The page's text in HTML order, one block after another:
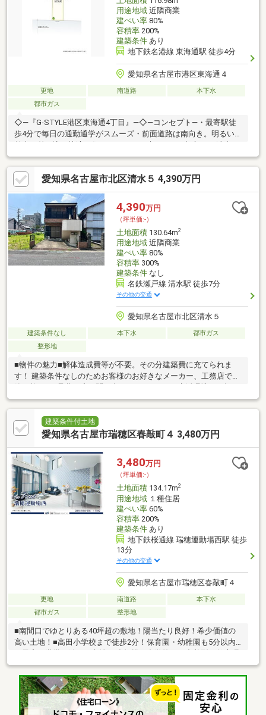
用途地域近隣商業
建ぺい率80%
容積率200%
建築条件あり
地下鉄名港線 東海通駅 徒歩4分
愛知県名古屋市港区東海通４
更地 南道路
本下水
都市ガス
◇―『G-STYLE港区東海通4丁目』―◇―コンセプト―・最寄駅徒
歩4分で毎日の通勤通学がスムーズ・前面道路は南向き。明るい自
ス)に対応しています・設計士と一緒につくるセミオーダー住宅。
理想のプランをお聞かせください・日々の生活に便利な施設が揃
う近隣商業地域内です・小中学校が徒歩13分圏内。お子様も保護
者様も通学、送迎負担の少ない9年間◎―アクセス―・地下鉄名港
線「東海通」駅まで徒歩4分・ターミナル駅の「金山」駅までダイ
レクトアクセス！―ロケーション―・東海小学校まで徒歩7分・港
明中学校まで徒歩13分
愛知県名古屋市北区清水５ 4,390万円
4,390万円
（坪単価:-）
土地面積130.64m2
用途地域近隣商業
建ぺい率80%
容積率300%
建築条件なし
名鉄瀬戸線 清水駅 徒歩7分
その他の交通
愛知県名古屋市北区清水５
建築条件なし 本下水
都市ガス
整形地
■物件の魅力■解体造成費等が不要。その分建築費に充てられま
す！ 建築条件なしのためお客様のお好きなメーカー、工務店で建
園、保育園、小学校が近く、子育て世帯にも住みやすく安心の住
環境♪・スーパー・ドラッグストア徒歩約6分以内！コンビニ徒歩
約2分♪周辺商業施設が充実しています♪・ 名鉄瀬戸線「清水」駅
まで徒歩約7分！バス停まで徒歩約3分で通勤・通学にも便利な立
便利です！■周辺環境■・清水小学校 190ｍ 徒歩約3分 ・八
王子中学校 680ｍ 徒歩約9分
建築条件付土地
愛知県名古屋市瑞穂区春敲町４ 3,480万円
3,480万円
（坪単価:-）
土地面積134.17m2
用途地域１種住居
建ぺい率60%
容積率200%
建築条件あり
地下鉄桜通線 瑞穂運動場西駅 徒歩
13分
その他の交通
愛知県名古屋市瑞穂区春敲町４
更地 南道路
本下水
都市ガス
整形地
■南間口でゆとりある40坪超の敷地！陽当たり良好！希少価値の
高い土地！■高田小学校まで徒歩2分！保育園・幼稚園も5分以内
と子育て世帯に嬉しい立地♪■小規模の中学校では密着型の教育環
境！環境教育にも積極的で校舎の設備自体が環境教材となってい
ます。■複合商業施設「いいねマルシェ」や「バロー」は徒歩圏
内！■解体・整地済！更地でのお渡しとなります！■完全自由設計
でご計画いただけます。□参考プランございます！（4LDK／
102.99㎡）総額約6420万円（税込）